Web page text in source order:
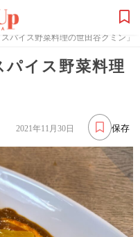
パイス野菜料理の世田谷クミン」
イス野菜料理
保存
2021年11月30日